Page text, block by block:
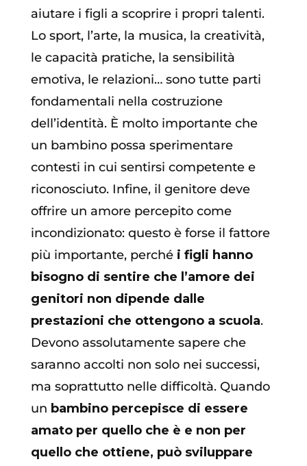
aiutare i figli a scoprire i propri talenti.
Lo sport, l’arte, la musica, la creatività,
le capacità pratiche, la sensibilità
emotiva, le relazioni… sono tutte parti
fondamentali nella costruzione
dell’identità. È molto importante che
un bambino possa sperimentare
contesti in cui sentirsi competente e
riconosciuto. Infine, il genitore deve
offrire un amore percepito come
incondizionato: questo è forse il fattore
più importante, perchéi figli hanno
bisogno di sentire che l’amore dei
genitori non dipende dalle
prestazioni che ottengono a scuola.
Devono assolutamente sapere che
saranno accolti non solo nei successi,
ma soprattutto nelle difficoltà. Quando
un bambino percepisce di essere
amato per quello che è e non per
quello che ottiene, può sviluppare